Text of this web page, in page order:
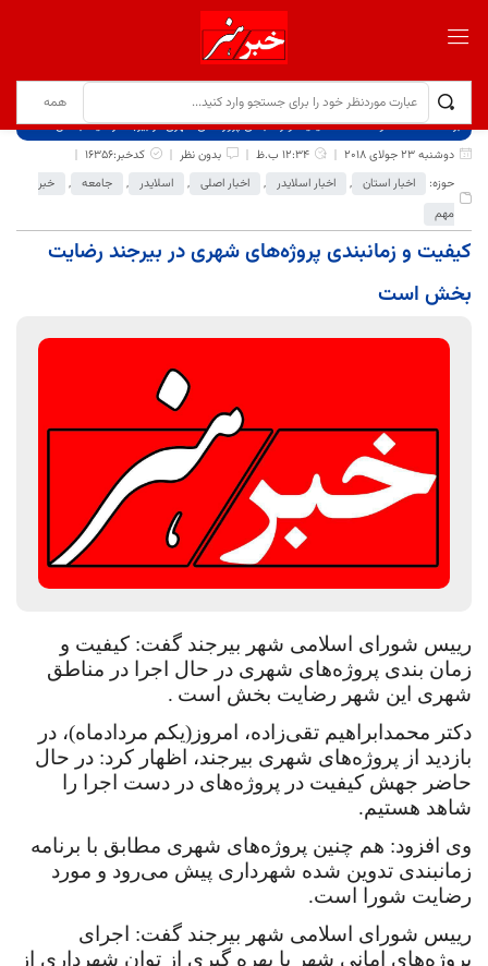
برگ نخست نوشته‌ها
کیفیت و زمانبندی پروژه‌های شهری در بیرجند رضایت بخش است
دوشنبه 23 جولای 2018
12:34 ب.ظ بدون نظر
کدخبر:16356
حوزه:
اخبار استان , اخبار اسلایدر , اخبار اصلی , اسلایدر , جامعه ,
خبر
مهم
کیفیت و زمانبندی پروژه‌های شهری در بیرجند رضایت
بخش است
رییس شورای اسلامی شهر بیرجند گفت: کیفیت و
زمان بندی پروژه‌های شهری در حال اجرا در مناطق
شهری این شهر رضایت بخش است .
دکتر محمدابراهیم تقی‌زاده، امروز(یکم مردادماه)، در
بازدید از پروژه‌های شهری بیرجند، اظهار کرد: در حال
حاضر جهش کیفیت در پروژه‌های در دست اجرا را
شاهد هستیم.
وی افزود: هم چنین پروژه‌های شهری مطابق با برنامه
زمانبندی تدوین شده شهرداری پیش می‌رود و مورد
رضایت شورا است.
رییس شورای اسلامی شهر بیرجند گفت: اجرای
پروژه‌های امانی شهر با بهره گیری از توان شهرداری از